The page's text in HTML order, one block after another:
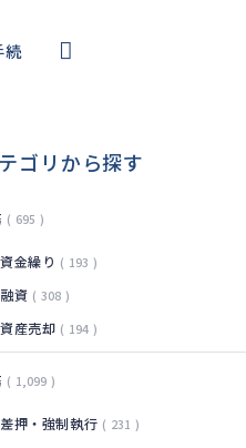
続
ゴリから探す
695
資金繰り 193
融資 308
資産売却 194
1,099
差押・強制執行 231